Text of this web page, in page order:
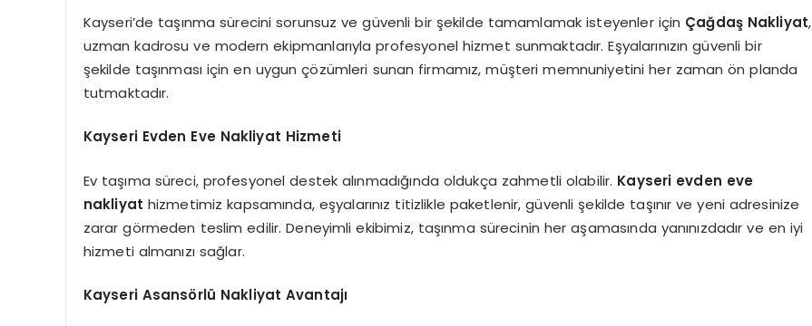
Kayseri’de taşınma sürecini sorunsuz ve güvenli bir şekilde tamamlamak isteyenler için Çağdaş Nakliyat,
uzman kadrosu ve modern ekipmanlarıyla profesyonel hizmet sunmaktadır. Eşyalarınızın güvenli bir
şekilde taşınması için en uygun çözümleri sunan firmamız, müşteri memnuniyetini her zaman ön planda
tutmaktadır.
Kayseri Evden Eve Nakliyat Hizmeti
Ev taşıma süreci, profesyonel destek alınmadığında oldukça zahmetli olabilir. Kayseri evden eve
nakliyat hizmetimiz kapsamında, eşyalarınız titizlikle paketlenir, güvenli şekilde taşınır ve yeni adresinize
zarar görmeden teslim edilir. Deneyimli ekibimiz, taşınma sürecinin her aşamasında yanınızdadır ve en iyi
hizmeti almanızı sağlar.
Kayseri Asansörlü Nakliyat Avantajı